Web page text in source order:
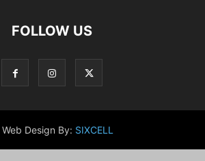
FOLLOW US
Design By: SIXCELL